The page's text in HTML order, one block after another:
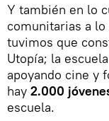
Y también en lo
comunitarias a lo
tuvimos que
Utopía; la
apoyando cine y
hay 2.000
escuela.